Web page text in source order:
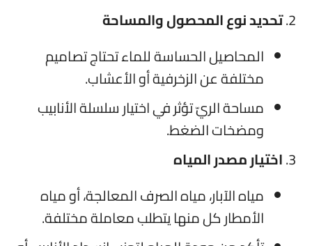
تحديد نوع المحصول والمساحة
المحاصيل الحساسة للماء تحتاج تصاميم
مختلفة عن الزخرفية أو الأعشاب.
مساحة الريّ تؤثر في اختيار سلسلة الأنابيب
ومضخات الضغط.
اختيار مصدر المياه
مياه الآبار، مياه الصرف المعالجة، أو مياه
الأمطار كل منها يتطلب معاملة مختلفة.